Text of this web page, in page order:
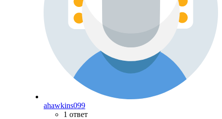
ahawkins099
1 ответ